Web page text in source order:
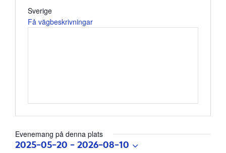
Adress
Sverige
Få vägbeskrivningar
Evenemang på denna plats
2025-05-20 - 2026-08-10